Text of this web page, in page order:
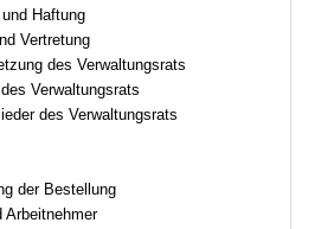
Haftung
Vertretung
des Verwaltungsrats
Verwaltungsrats
des Verwaltungsrats
der Bestellung
Arbeitnehmer